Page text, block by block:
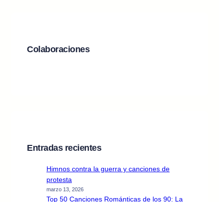
Colaboraciones
Entradas recientes
Himnos contra la guerra y canciones de
protesta
marzo 13, 2026
Top 50 Canciones Románticas de los 90: La